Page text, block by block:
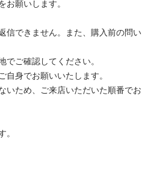
お願いします。
信できません。また、購入前の問い
でご確認してください。
自身でお願いいたします。
いため、ご来店いただいた順番でお
。